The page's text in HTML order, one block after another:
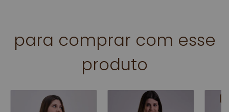
para comprar com esse
produto